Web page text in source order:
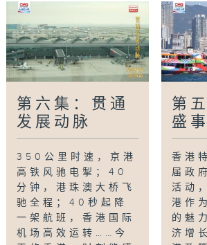
第六集：贯通
发展动脉
350公里时速，京港
高铁风驰电掣；40
分钟，港珠澳大桥飞
驰全程；40秒起降
一架航班，香港国际
机场高效运转……今
第
盛
香港
届政
活动
港作
的魅
济增